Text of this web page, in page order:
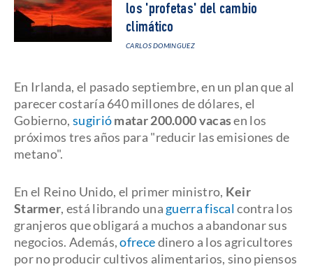
los 'profetas' del cambio
climático
CARLOS DOMINGUEZ
En Irlanda, el pasado septiembre, en un plan que al
parecer costaría 640 millones de dólares, el
Gobierno,sugiriómatar 200.000 vacasen los
próximos tres años para "reducir las emisiones de
metano".
En el Reino Unido, el primer ministro, Keir
Starmer, está librando una guerra fiscalcontra los
granjeros que obligará a muchos a abandonar sus
negocios. Además,ofrecedinero a los agricultores
por no producir cultivos alimentarios, sino piensos